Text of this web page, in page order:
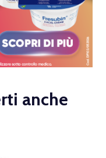
anche